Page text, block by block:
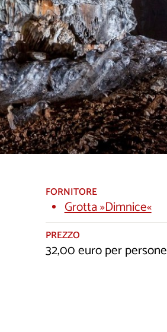
FORNITORE
Grotta »Dimnice«
PREZZO
32,00 euro per persone